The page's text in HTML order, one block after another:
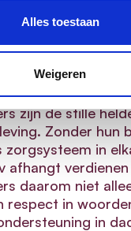
Alles toestaan
Weigeren
en
zijn de stille
Zonder hun
zorgsysteem in
afhangt verdienen
daarom niet
respect in
in